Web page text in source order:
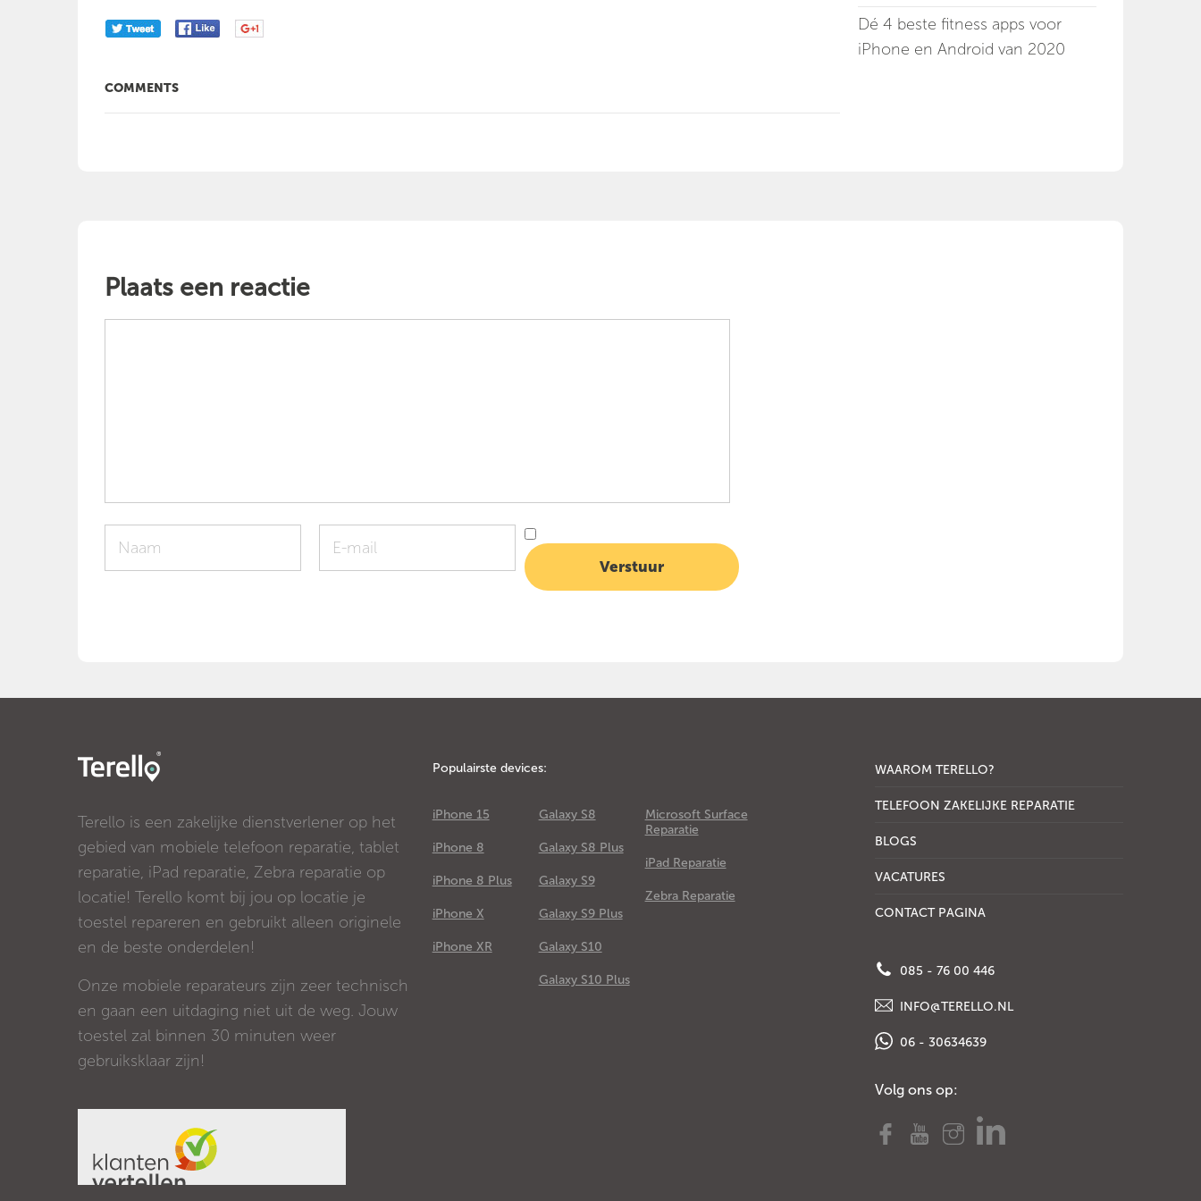
COMMENTS
Dé 4 beste fitness apps voor
iPhone en Android van 2020
Plaats een reactie
Terello is een zakelijke dienstverlener op het
gebied van mobiele telefoon reparatie, tablet
reparatie, iPad reparatie, Zebra reparatie op
locatie! Terello komt bij jou op locatie je
toestel repareren en gebruikt alleen originele
en de beste onderdelen!
Onze mobiele reparateurs zijn zeer technisch
en gaan een uitdaging niet uit de weg. Jouw
toestel zal binnen 30 minuten weer
gebruiksklaar zijn!
Populairste devices:
iPhone 15
iPhone 8
iPhone 8 Plus
iPhone X
iPhone XR
Galaxy S8
Galaxy S8 Plus
Galaxy S9
Galaxy S9 Plus
Galaxy S10
Galaxy S10 Plus
Microsoft Surface
Reparatie
iPad Reparatie
Zebra Reparatie
WAAROM TERELLO?
TELEFOON ZAKELIJKE REPARATIE
BLOGS
VACATURES
CONTACT PAGINA
085 - 76 00 446
INFO@TERELLO.NL
06 - 30634639
Volg ons op: